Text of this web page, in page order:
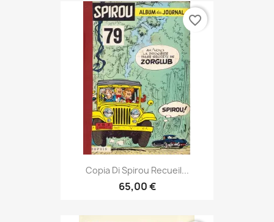
Copia Di Spirou Recueil...
65,00 €
favorite_border